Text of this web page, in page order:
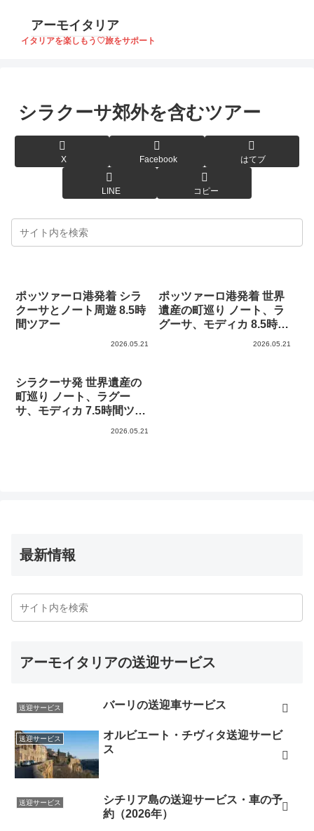
アーモイタリア
イタリアを楽しもう♡旅をサポート
シラクーサ郊外を含むツアー
X Facebook はてブ
LINE コピー
ポッツァーロ港発着 シラ
クーサとノート周遊 8.5時
間ツアー
2026.05.21
ポッツァーロ港発着 世界
遺産の町巡り ノート、ラ
グーサ、モディカ 8.5時間
2026.05.21
シラクーサ発 世界遺産の
町巡り ノート、ラグー
サ、モディカ 7.5時間ツア
2026.05.21
最新情報
アーモイタリアの送迎サービス
送迎サービス バーリの送迎車サービス
送迎サービス
オルビエート・チヴィタ送迎サービ
ス
送迎サービス
シチリア島の送迎サービス・車の予
約（2026年）